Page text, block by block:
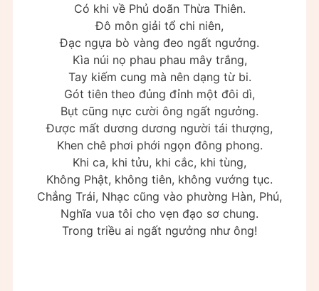
Có khi về Phủ doãn Thừa Thiên.
Đô môn giải tổ chi niên,
Đạc ngựa bò vàng đeo ngất ngưởng.
Kìa núi nọ phau phau mây trắng,
Tay kiếm cung mà nên dạng từ bi.
Gót tiên theo đủng đỉnh một đôi dì,
Bụt cũng nực cười ông ngất ngưởng.
Được mất dương dương người tái thượng,
Khen chê phơi phới ngọn đông phong.
Khi ca, khi tửu, khi cắc, khi tùng,
Không Phật, không tiên, không vướng tục.
Chẳng Trái, Nhạc cũng vào phường Hàn, Phú,
Nghĩa vua tôi cho vẹn đạo sơ chung.
Trong triều ai ngất ngưởng như ông!